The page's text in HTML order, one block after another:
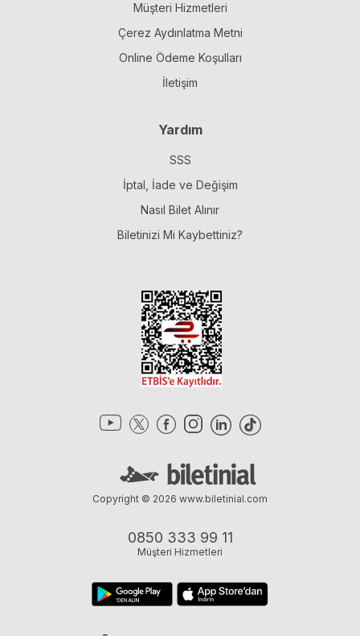
Müşteri Hizmetleri
Çerez Aydınlatma Metni
Online Ödeme Koşulları
İletişim
Yardım
SSS
İptal, İade ve Değişim
Nasıl Bilet Alınır
Biletinizi Mi Kaybettiniz?
0850 333 99 11
Müşteri Hizmetleri
Copyright © 2026 www.biletinial.com